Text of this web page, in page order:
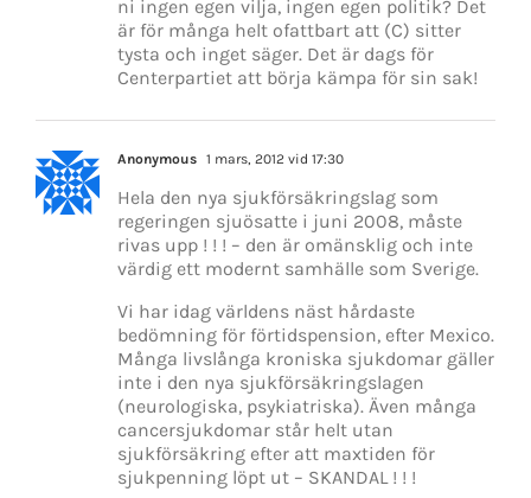
ni ingen egen vilja, ingen egen politik? Det
är för många helt ofattbart att (C) sitter
tysta och inget säger. Det är dags för
Centerpartiet att börja kämpa för sin sak!
Anonymous 1 mars, 2012 vid 17:30
Hela den nya sjukförsäkringslag som
regeringen sjuösatte i juni 2008, måste
rivas upp ! ! ! – den är omänsklig och inte
värdig ett modernt samhälle som Sverige.
Vi har idag världens näst hårdaste
bedömning för förtidspension, efter Mexico.
Många livslånga kroniska sjukdomar gäller
inte i den nya sjukförsäkringslagen
(neurologiska, psykiatriska). Även många
cancersjukdomar står helt utan
sjukförsäkring efter att maxtiden för
sjukpenning löpt ut – SKANDAL ! ! !